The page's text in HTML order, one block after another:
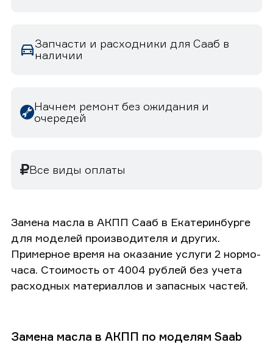
Запчасти и расходники для Сааб в
наличии
Начнем ремонт без ожидания и
очередей
Все виды оплаты
Замена масла в АКПП Сааб в Екатеринбурге
для моделей производителя и других.
Примерное время на оказание услуги 2 нормо-
часа. Стоимость от 4004 рублей без учета
расходных материаллов и запасных частей.
Замена масла в АКПП по моделям Saab